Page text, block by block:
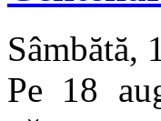
Sâmbătă,
Pe 18